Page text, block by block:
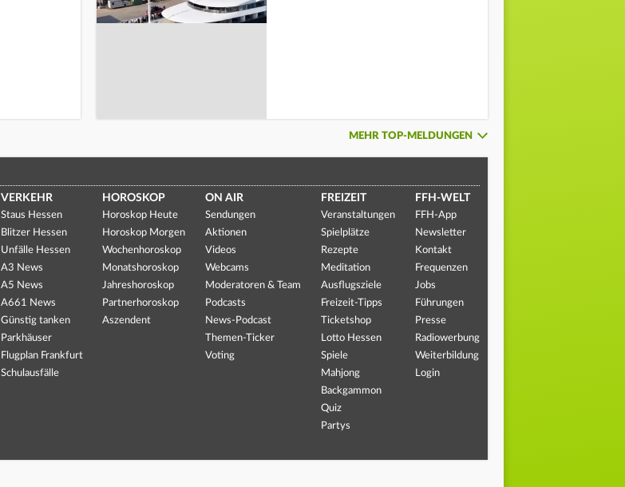
MEHR TOP-MELDUNGEN
VERKEHR
Staus Hessen
Blitzer Hessen
Unfälle Hessen
A3 News
A5 News
A661 News
Günstig tanken
Parkhäuser
Flugplan Frankfurt
Schulausfälle
HOROSKOP
Horoskop Heute
Horoskop Morgen
Wochenhoroskop
Monatshoroskop
Jahreshoroskop
Partnerhoroskop
Aszendent
ON AIR
Sendungen
Aktionen
Videos
Webcams
Moderatoren & Team
Podcasts
News-Podcast
Themen-Ticker
Voting
FREIZEIT
Veranstaltungen
Spielplätze
Rezepte
Meditation
Ausflugsziele
Freizeit-Tipps
Ticketshop
Lotto Hessen
Spiele
Mahjong
Backgammon
Quiz
Partys
FFH-WELT
FFH-App
Newsletter
Kontakt
Frequenzen
Jobs
Führungen
Presse
Radiowerbung
Weiterbildung
Login